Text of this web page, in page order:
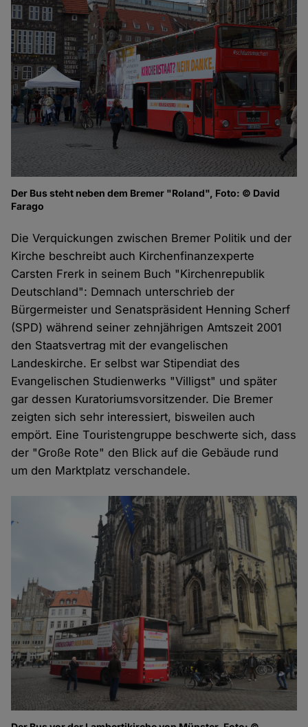
Der Bus steht neben dem Bremer "Roland", Foto: © David
Farago
Die Verquickungen zwischen Bremer Politik und der
Kirche beschreibt auch Kirchenfinanzexperte
Carsten Frerk in seinem Buch "Kirchenrepublik
Deutschland": Demnach unterschrieb der
Bürgermeister und Senatspräsident Henning Scherf
(SPD) während seiner zehnjährigen Amtszeit 2001
den Staatsvertrag mit der evangelischen
Landeskirche. Er selbst war Stipendiat des
Evangelischen Studienwerks "Villigst" und später
gar dessen Kuratoriumsvorsitzender. Die Bremer
zeigten sich sehr interessiert, bisweilen auch
empört. Eine Touristengruppe beschwerte sich, dass
der "Große Rote" den Blick auf die Gebäude rund
um den Marktplatz verschandele.